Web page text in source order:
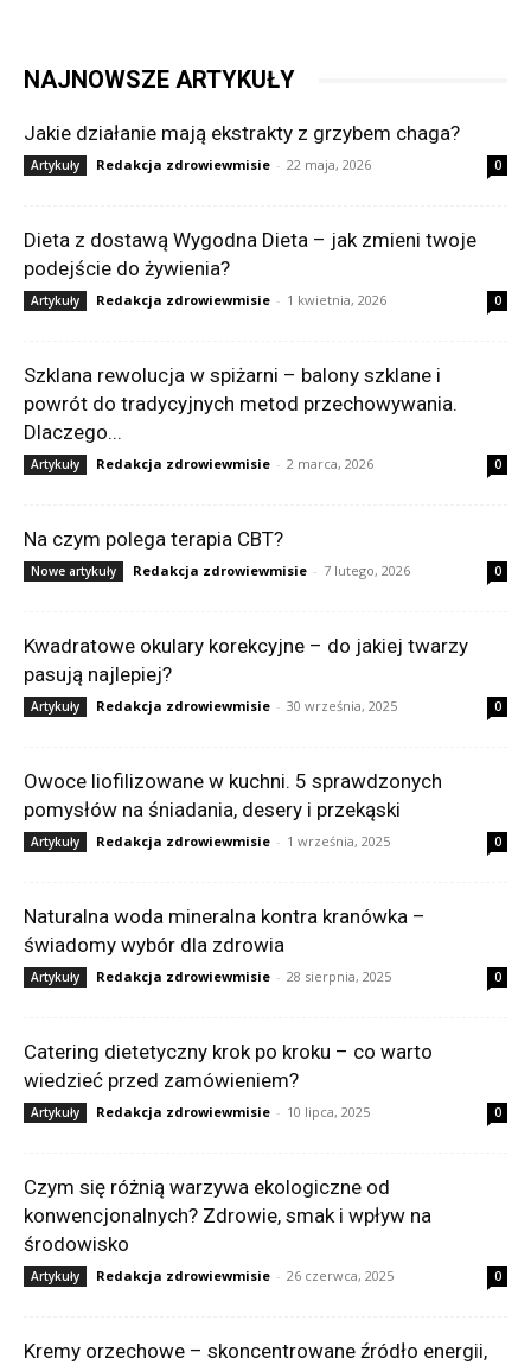
NAJNOWSZE ARTYKUŁY
Jakie działanie mają ekstrakty z grzybem chaga?
Artykuły Redakcja zdrowiewmisie - 22 maja, 2026 0
Dieta z dostawą Wygodna Dieta – jak zmieni twoje
podejście do żywienia?
Artykuły Redakcja zdrowiewmisie - 1 kwietnia, 2026 0
Szklana rewolucja w spiżarni – balony szklane i
powrót do tradycyjnych metod przechowywania.
Dlaczego...
Artykuły Redakcja zdrowiewmisie - 2 marca, 2026 0
Na czym polega terapia CBT?
Nowe artykuły Redakcja zdrowiewmisie - 7 lutego, 2026 0
Kwadratowe okulary korekcyjne – do jakiej twarzy
pasują najlepiej?
Artykuły Redakcja zdrowiewmisie - 30 września, 2025 0
Owoce liofilizowane w kuchni. 5 sprawdzonych
pomysłów na śniadania, desery i przekąski
Artykuły Redakcja zdrowiewmisie - 1 września, 2025 0
Naturalna woda mineralna kontra kranówka –
świadomy wybór dla zdrowia
Artykuły Redakcja zdrowiewmisie - 28 sierpnia, 2025 0
Catering dietetyczny krok po kroku – co warto
wiedzieć przed zamówieniem?
Artykuły Redakcja zdrowiewmisie - 10 lipca, 2025 0
Czym się różnią warzywa ekologiczne od
konwencjonalnych? Zdrowie, smak i wpływ na
środowisko
Artykuły Redakcja zdrowiewmisie - 26 czerwca, 2025 0
Kremy orzechowe – skoncentrowane źródło energii,